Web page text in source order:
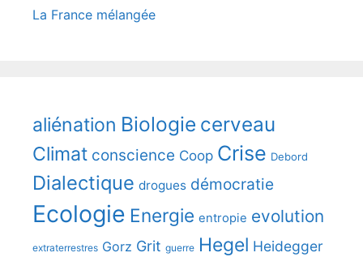
La France mélangée
aliénation Biologie cerveau
Climat conscience Coop Crise Debord
Dialectique drogues démocratie
Ecologie Energie entropie evolution
extraterrestres Gorz Grit guerre Hegel Heidegger